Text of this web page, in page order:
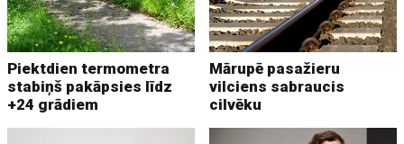
Piektdien termometra
stabiņš pakāpsies līdz
+24 grādiem
Mārupē pasažieru
vilciens sabraucis
cilvēku